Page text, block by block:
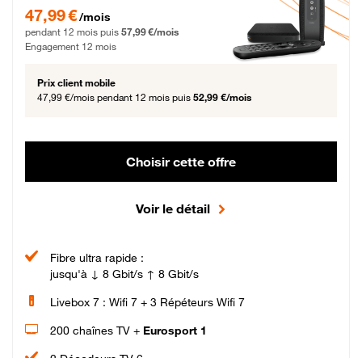
47,99 € par mois pendant 12 mois puis 57,99 € par mois, Engagement 12 mois
47,99 €/mois
pendant 12 mois puis 57,99 €/mois
Engagement 12 mois
Prix client mobile
47,99 €/mois pendant 12 mois puis 52,99 €/mois
Choisir cette offre
Voir le détail
Fibre ultra rapide :
jusqu'à ↓ 8 Gbit/s ↑ 8 Gbit/s
Livebox 7 : Wifi 7 + 3 Répéteurs Wifi 7
200 chaînes TV + Eurosport 1